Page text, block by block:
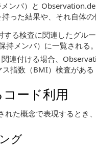
ンバ）と
った結果や、それ自体
する検査に関連したグ
メンバ）に一覧される
連付ける場合、
指数（BMI）検査がある
ード利用
た概念で表現するとき
グ